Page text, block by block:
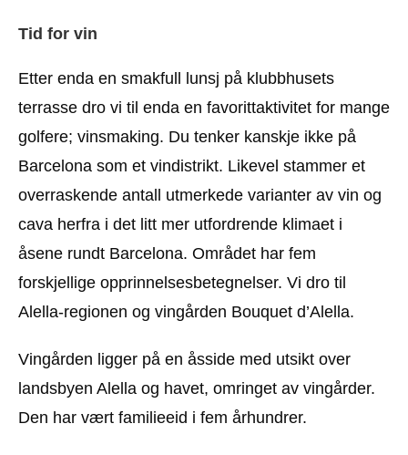
Tid for vin
Etter enda en smakfull lunsj på klubbhusets
terrasse dro vi til enda en favorittaktivitet for mange
golfere; vinsmaking. Du tenker kanskje ikke på
Barcelona som et vindistrikt. Likevel stammer et
overraskende antall utmerkede varianter av vin og
cava herfra i det litt mer utfordrende klimaet i
åsene rundt Barcelona. Området har fem
forskjellige opprinnelsesbetegnelser. Vi dro til
Alella-regionen og vingården Bouquet d’Alella.
Vingården ligger på en åsside med utsikt over
landsbyen Alella og havet, omringet av vingårder.
Den har vært familieeid i fem århundrer.